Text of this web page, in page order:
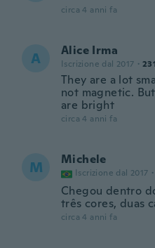
circa 4 anni fa
A Alice Irma
Iscrizione dal 2017 ·
They are a lot
not magnetic.
are bright
circa 4 anni fa
M Michele
Iscrizione dal 2017 ·
Chegou dentro
três cores, duas
circa 4 anni fa